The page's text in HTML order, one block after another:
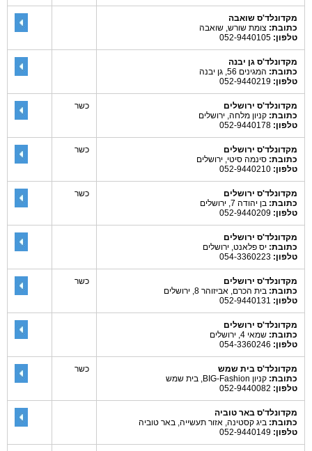
מקדונלד'ס שואבה
כתובת: צומת שורש, שואבה
טלפון:
מקדונלד'ס גן יבנה
כתובת: המגינים 56, גן יבנה
טלפון:
מקדונלד'ס ירושלים
כתובת: קניון מלחה, ירושלים
טלפון:
כשר
מקדונלד'ס ירושלים
כתובת: סינמה סיטי, ירושלים
טלפון:
כשר
מקדונלד'ס ירושלים
כתובת: בן יהודה 7, ירושלים
טלפון:
כשר
מקדונלד'ס ירושלים
כתובת: יס פלאנט, ירושלים
טלפון:
מקדונלד'ס ירושלים
כתובת: בית הכרם, אביזוהר 8, ירושלים
טלפון:
כשר
מקדונלד'ס ירושלים
כתובת: שמאי 4, ירושלים
טלפון:
מקדונלד'ס בית שמש
כתובת: קניון BIG-Fashion, בית שמש
טלפון:
כשר
מקדונלד'ס באר טוביה
כתובת: ביג קסטינה, אזור תעשייה, באר טוביה
טלפון: